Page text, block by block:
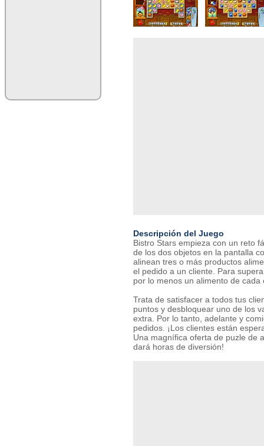
Descripción del Juego
Bistro Stars empieza con un reto
de los dos objetos en la pantalla
alinean tres o más productos
el pedido a un cliente. Para
por lo menos un alimento de cada
Trata de satisfacer a todos tus
puntos y desbloquear uno de los
extra. Por lo tanto, adelante y
pedidos. ¡Los clientes están
Una magnífica oferta de puzle de
dará horas de diversión!